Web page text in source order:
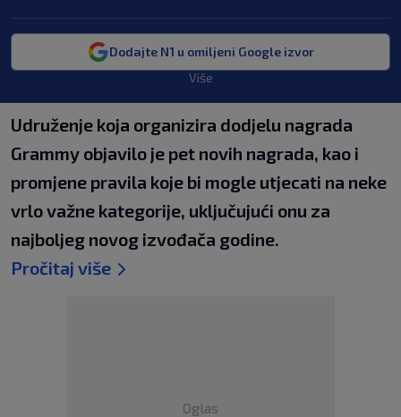
Dodajte N1 u omiljeni Google izvor
Više
Udruženje koja organizira dodjelu nagrada
Grammy objavilo je pet novih nagrada, kao i
promjene pravila koje bi mogle utjecati na neke
vrlo važne kategorije, uključujući onu za
najboljeg novog izvođača godine.
Pročitaj više
Oglas